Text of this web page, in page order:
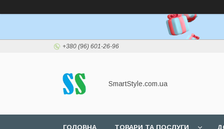
+380 (96) 601-26-96
SmartStyle.com.ua
ГОЛОВНА ТОВАРИ ТА ПОСЛУГИ